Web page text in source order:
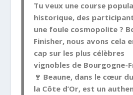
Tu veux une course
historique, des
une foule cosmopolite?
Finisher, nous avons cela
cap sur les plus célèbres
vignobles de Bourgogne-
🍷 Beaune, dans le cœur
la Côte d’Or, est un